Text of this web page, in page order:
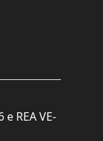
REA VE-